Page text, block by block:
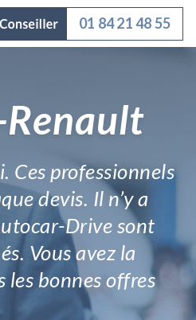
01 84 21 48 55
Ces professionnels
devis. Il n’y a
Drive sont
Vous avez la
bonnes offres